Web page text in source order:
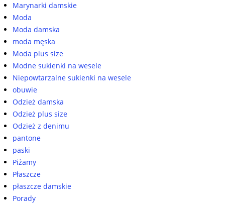
Marynarki damskie
Moda
Moda damska
moda męska
Moda plus size
Modne sukienki na wesele
Niepowtarzalne sukienki na wesele
obuwie
Odzież damska
Odzież plus size
Odzież z denimu
pantone
paski
Piżamy
Płaszcze
płaszcze damskie
Porady